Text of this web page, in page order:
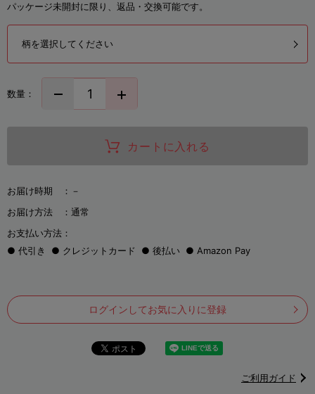
パッケージ未開封に限り、返品・交換可能です。
柄を選択してください
数量：
カートに入れる
お届け時期 ： －
お届け方法 ： 通常
お支払い方法：
代引き
クレジットカード 後払い Amazon Pay
ログインしてお気に入りに登録
ご利用ガイド